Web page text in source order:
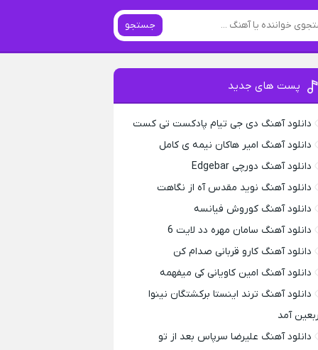
جستجو
پست های جدید
دانلود آهنگ دی جی تیام پادکست تی کست
دانلود آهنگ امیر هاکان نیمه ی کامل
دانلود آهنگ دورچی Edgebar
دانلود آهنگ نوید مقدس آه از نگاهت
دانلود آهنگ کوروش فیانسه
دانلود آهنگ سامان مهره دد لایت 6
دانلود آهنگ کارو قربانی صدام کن
دانلود آهنگ امین کاویانی کی میفهمه
دانلود آهنگ ترند اینستا برکشتگان نینوا
آمد
دانلود آهنگ علیرضا سرپاس بعد از تو